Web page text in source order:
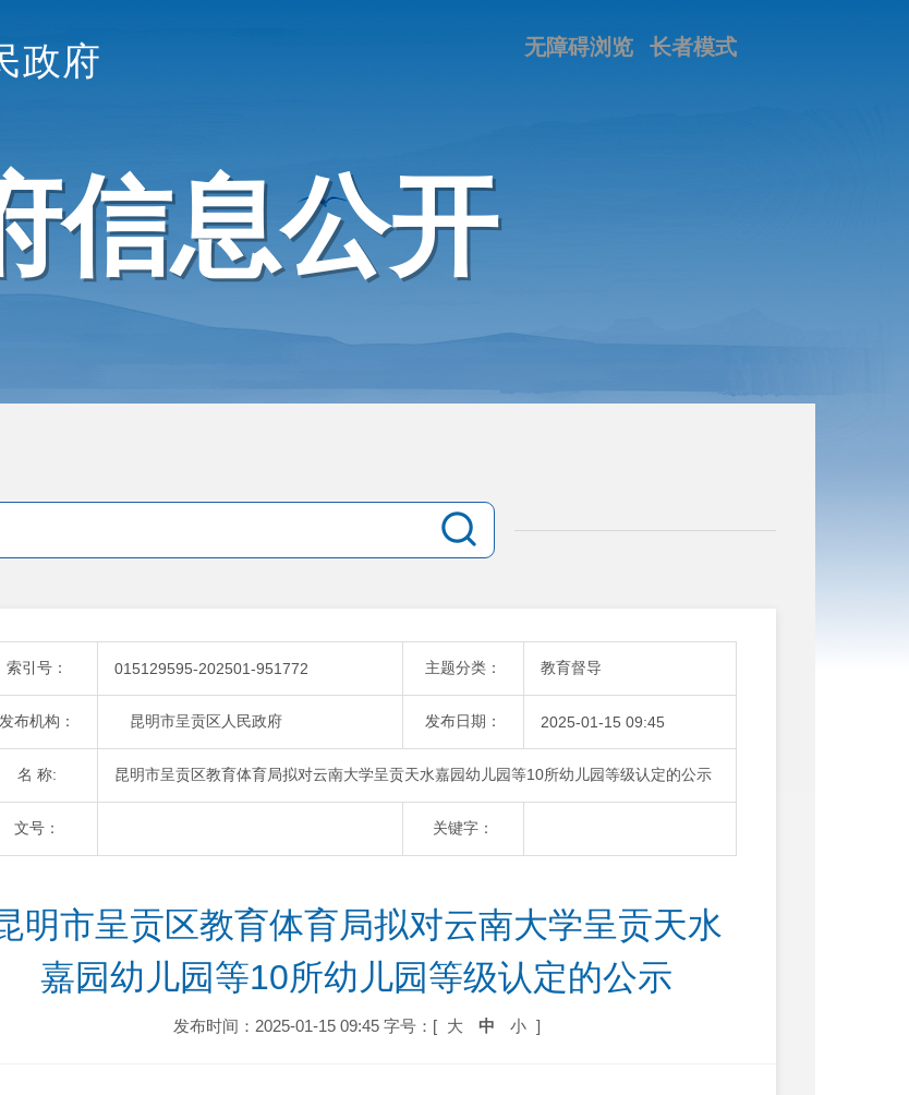
政府 长者模式
无障碍浏览
信息公开
索引号： 015129595-202501-951772 主题分类： 教育督导
发布机构： 昆明市呈贡区人民政府 发布日期： 2025-01-15 09:45
名 称: 昆明市呈贡区教育体育局拟对云南大学呈贡天水嘉园幼儿园等10所幼儿园等级认定的公示
文号： 关键字：
明市呈贡区教育体育局拟对云南大学呈贡天水
嘉园幼儿园等10所幼儿园等级认定的公示
发布时间：2025-01-15 09:45 字号：[ 大 中 小 ]